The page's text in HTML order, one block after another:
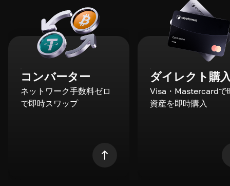
コンバーター
ネットワーク手数料ゼロ
で即時スワップ
ダイレクト購
Visa・Mastercardで
資産を即時購入